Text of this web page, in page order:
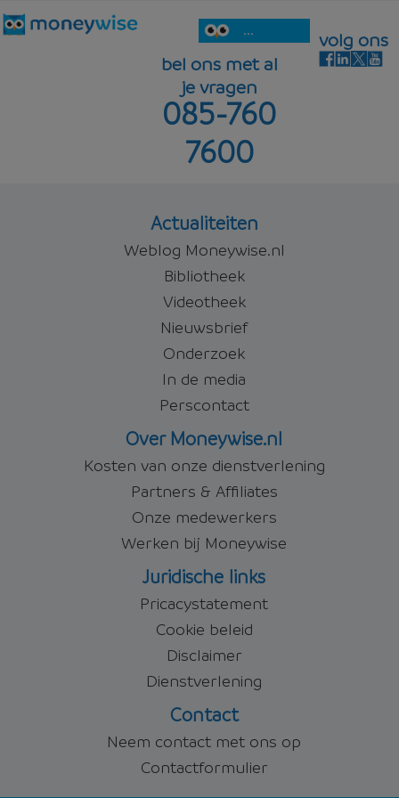
...
bel ons met al
je vragen
085-760
7600
volg ons
Actualiteiten
Weblog Moneywise.nl
Bibliotheek
Videotheek
Nieuwsbrief
Onderzoek
In de media
Perscontact
Over Moneywise.nl
Kosten van onze dienstverlening
Partners & Affiliates
Onze medewerkers
Werken bij Moneywise
Juridische links
Pricacystatement
Cookie beleid
Disclaimer
Dienstverlening
Contact
Neem contact met ons op
Contactformulier